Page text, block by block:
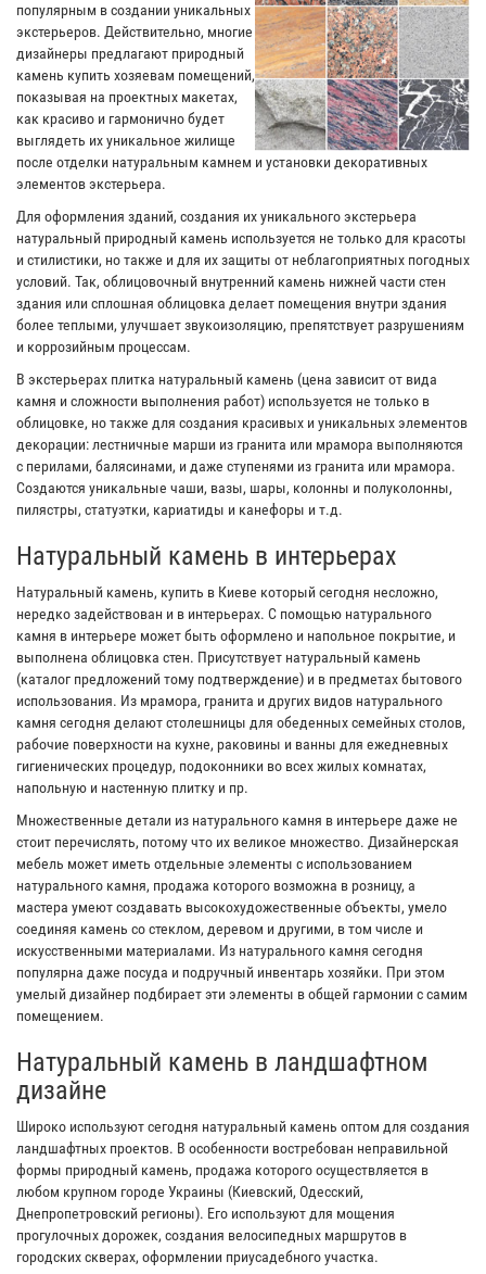
популярным в создании уникальных
экстерьеров. Действительно, многие
дизайнеры предлагают природный
камень купить хозяевам помещений,
показывая на проектных макетах,
как красиво и гармонично будет
выглядеть их уникальное жилище
после отделки натуральным камнем и установки декоративных
элементов экстерьера.
Для оформления зданий, создания их уникального экстерьера
натуральный природный камень используется не только для красоты
и стилистики, но также и для их защиты от неблагоприятных погодных
условий. Так, облицовочный внутренний камень нижней части стен
здания или сплошная облицовка делает помещения внутри здания
более теплыми, улучшает звукоизоляцию, препятствует разрушениям
и коррозийным процессам.
В экстерьерах плитка натуральный камень (цена зависит от вида
камня и сложности выполнения работ) используется не только в
облицовке, но также для создания красивых и уникальных элементов
декорации: лестничные марши из гранита или мрамора выполняются
с перилами, балясинами, и даже ступенями из гранита или мрамора.
Создаются уникальные чаши, вазы, шары, колонны и полуколонны,
пилястры, статуэтки, кариатиды и канефоры и т.д.
Натуральный камень в интерьерах
Натуральный камень, купить в Киеве который сегодня несложно,
нередко задействован и в интерьерах. С помощью натурального
камня в интерьере может быть оформлено и напольное покрытие, и
выполнена облицовка стен. Присутствует натуральный камень
(каталог предложений тому подтверждение) и в предметах бытового
использования. Из мрамора, гранита и других видов натурального
камня сегодня делают столешницы для обеденных семейных столов,
рабочие поверхности на кухне, раковины и ванны для ежедневных
гигиенических процедур, подоконники во всех жилых комнатах,
напольную и настенную плитку и пр.
Множественные детали из натурального камня в интерьере даже не
стоит перечислять, потому что их великое множество. Дизайнерская
мебель может иметь отдельные элементы с использованием
натурального камня, продажа которого возможна в розницу, а
мастера умеют создавать высокохудожественные объекты, умело
соединяя камень со стеклом, деревом и другими, в том числе и
искусственными материалами. Из натурального камня сегодня
популярна даже посуда и подручный инвентарь хозяйки. При этом
умелый дизайнер подбирает эти элементы в общей гармонии с самим
помещением.
Натуральный камень в ландшафтном
дизайне
Широко используют сегодня натуральный камень оптом для создания
ландшафтных проектов. В особенности востребован неправильной
формы природный камень, продажа которого осуществляется в
любом крупном городе Украины (Киевский, Одесский,
Днепропетровский регионы). Его используют для мощения
прогулочных дорожек, создания велосипедных маршрутов в
городских скверах, оформлении приусадебного участка.